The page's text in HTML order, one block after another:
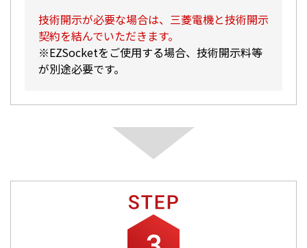
技術開示が必要な場合は、三菱電機と技術開示
契約を結んでいただきます。
※EZSocketをご使用する場合、技術開示料等
が別途必要です。